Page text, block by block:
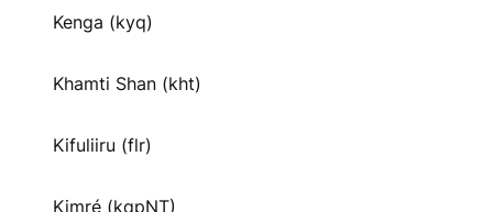
Kenga (kyq)
Khamti Shan (kht)
Kifuliiru (flr)
Kimré (kqpNT)